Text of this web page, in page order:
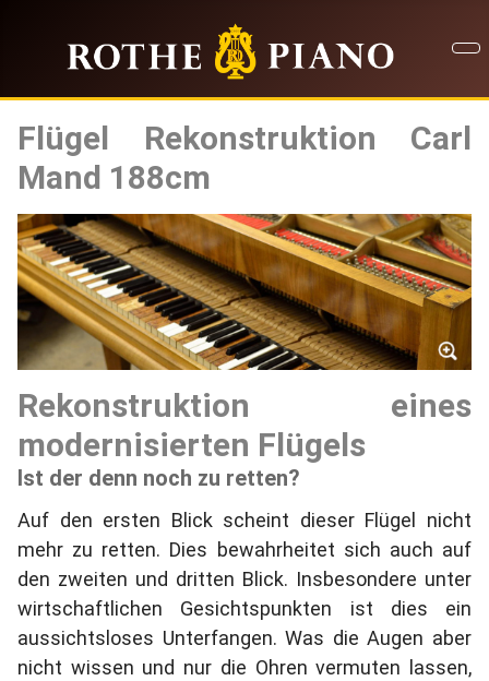
Flügel Rekonstruktion Carl
Mand 188cm
Rekonstruktion eines
modernisierten Flügels
Ist der denn noch zu retten?
Auf den ersten Blick scheint dieser Flügel nicht
mehr zu retten. Dies bewahrheitet sich auch auf
den zweiten und dritten Blick. Insbesondere unter
wirtschaftlichen Gesichtspunkten ist dies ein
aussichtsloses Unterfangen. Was die Augen aber
nicht wissen und nur die Ohren vermuten lassen,